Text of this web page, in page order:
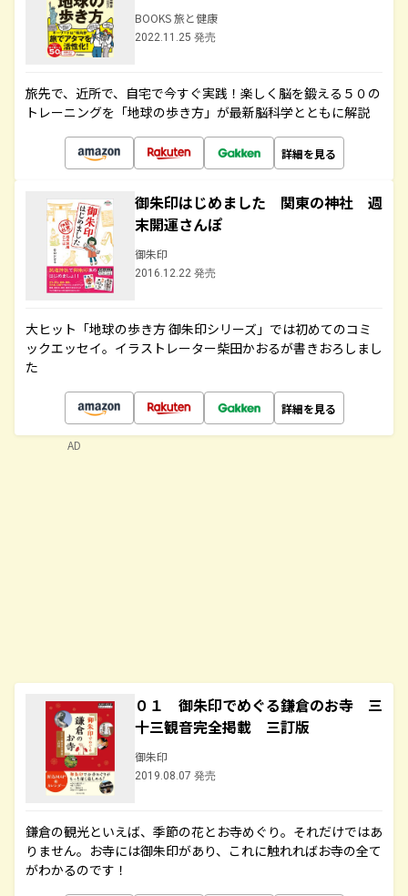
BOOKS 旅と健康
2022.11.25 発売
旅先で、近所で、自宅で今すぐ実践！楽しく脳を鍛える５０の
トレーニングを「地球の歩き方」が最新脳科学とともに解説
詳細を見る
御朱印はじめました 関東の神社 週
末開運さんぽ
御朱印
2016.12.22 発売
大ヒット「地球の歩き方 御朱印シリーズ」では初めてのコミ
ックエッセイ。イラストレーター柴田かおるが書きおろしまし
た
詳細を見る
０１ 御朱印でめぐる鎌倉のお寺 三
十三観音完全掲載 三訂版
御朱印
2019.08.07 発売
鎌倉の観光といえば、季節の花とお寺めぐり。それだけではあ
りません。お寺には御朱印があり、これに触れればお寺の全て
がわかるのです！
AD